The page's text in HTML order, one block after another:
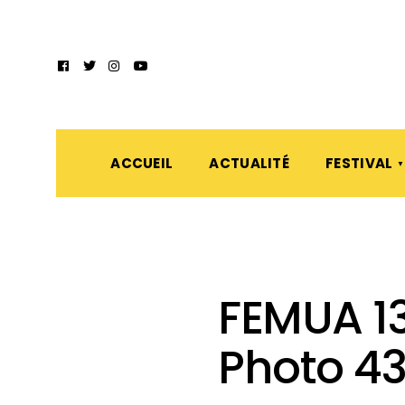
ACCUEIL ACTUALITÉ FESTIVAL
FEMUA
Photo